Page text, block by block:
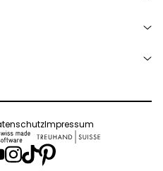
Impressum